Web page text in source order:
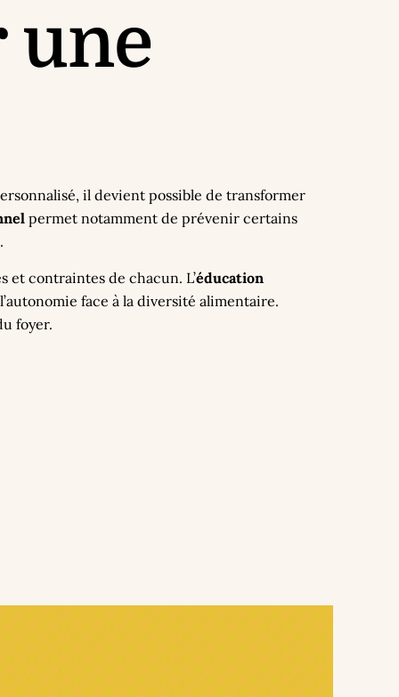
une
il devient possible de transformer
permet notamment de prévenir certains
et contraintes de chacun. L’éducation
face à la diversité alimentaire.
foyer.